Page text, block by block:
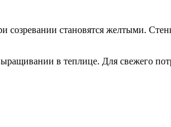
созревании становятся желтыми.
в теплице. Для свежего